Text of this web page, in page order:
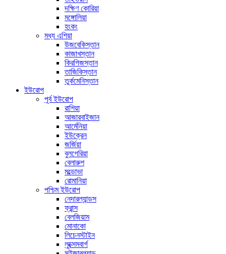
দক্ষিণ কোরিয়া
মঙ্গোলিয়া
হংকং
মধ্য এশিয়া
উজবেকিস্তান
কাজাখস্তান
কিরগিজস্তান
তাজিকিস্তান
তুর্কমেনিস্তান
ইউরোপ
পূর্ব ইউরোপ
রাশিয়া
আজারবাইজান
আর্মেনিয়া
ইউক্রেন
জর্জিয়া
বুলগেরিয়া
বেলারুশ
মল্ডোভা
রোমানিয়া
পশ্চিম ইউরোপ
নেদারল্যান্ডস
ফ্রান্স
বেলজিয়াম
মোনাকো
লিচেনস্টাইন
লুক্সেমবার্গ